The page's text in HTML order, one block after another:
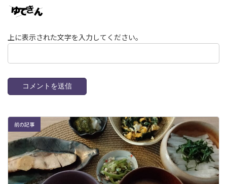
上に表示された文字を入力してください。
前の記事